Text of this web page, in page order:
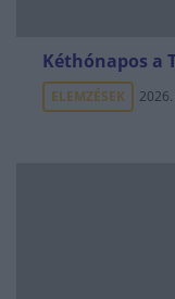
Kéthónapos a
ELEMZÉSEK